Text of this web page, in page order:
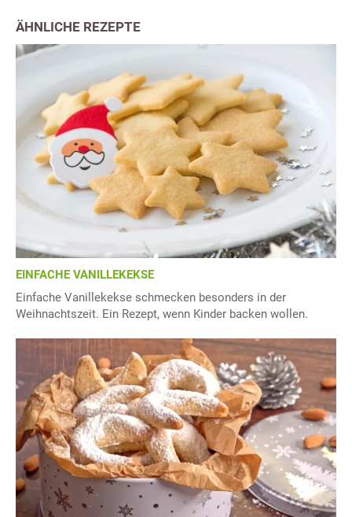
ÄHNLICHE REZEPTE
EINFACHE VANILLEKEKSE
Einfache Vanillekekse schmecken besonders in der
Weihnachtszeit. Ein Rezept, wenn Kinder backen wollen.